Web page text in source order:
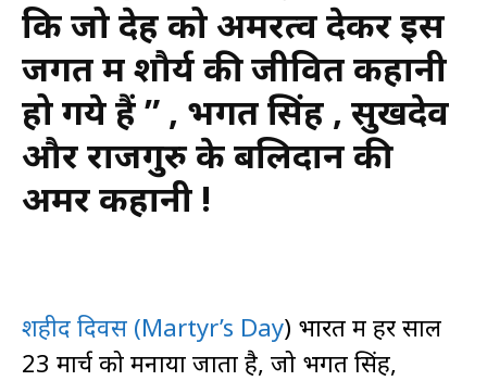
कि जो देह को अमरत्व देकर इस
जगत में शौर्य की जीवित कहानी
हो गये हैं ” , भगत सिंह , सुखदेव
और राजगुरु के बलिदान की
अमर कहानी !
शहीद दिवस (Martyr’s Day) भारत में हर साल
23 मार्च को मनाया जाता है, जो भगत सिंह,